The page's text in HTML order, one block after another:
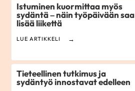
Istuminen kuormittaa myös
sydäntä – näin työpäivään saa
lisää liikettä
LUE ARTIKKELI
Tieteellinen tutkimus ja
sydäntyö innostavat edelleen